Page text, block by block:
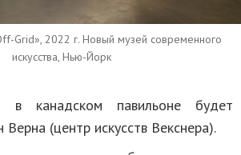
Grid», 2022 г. Новый музей современного
искусства, Нью-Йорк
в канадском павильоне будет
Верна (центр искусств Векснера).